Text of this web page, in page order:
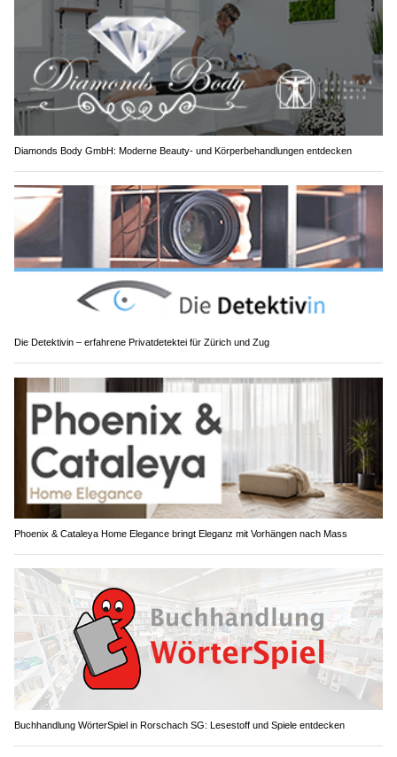
Diamonds Body GmbH: Moderne Beauty- und Körperbehandlungen entdecken
Die Detektivin – erfahrene Privatdetektei für Zürich und Zug
Phoenix & Cataleya Home Elegance bringt Eleganz mit Vorhängen nach Mass
Buchhandlung WörterSpiel in Rorschach SG: Lesestoff und Spiele entdecken